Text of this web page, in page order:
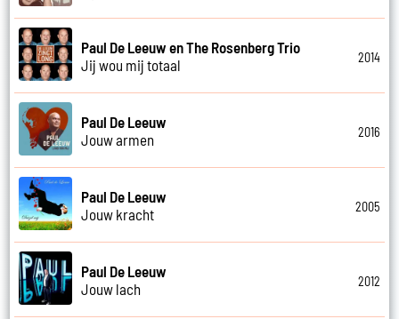
Paul De Leeuw en The Rosenberg Trio
Jij wou mij totaal
2014
Paul De Leeuw
Jouw armen
2016
Paul De Leeuw
Jouw kracht
2005
Paul De Leeuw
Jouw lach
2012